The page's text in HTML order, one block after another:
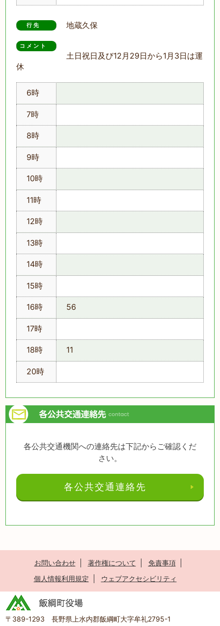
行先 地蔵久保
コメント
土日祝日及び12月29日から1月3日は運
休
6時
7時
8時
9時
10時
11時
12時
13時
14時
15時
16時 56
17時
18時 11
20時
各公共交通機関への連絡先は下記からご確認くだ
さい。
各公共交通連絡先
お問い合わせ 著作権について
免責事項
個人情報利用規定
ウェブアクセシビリティ
〒389-1293 長野県上水内郡飯綱町大字牟礼2795-1